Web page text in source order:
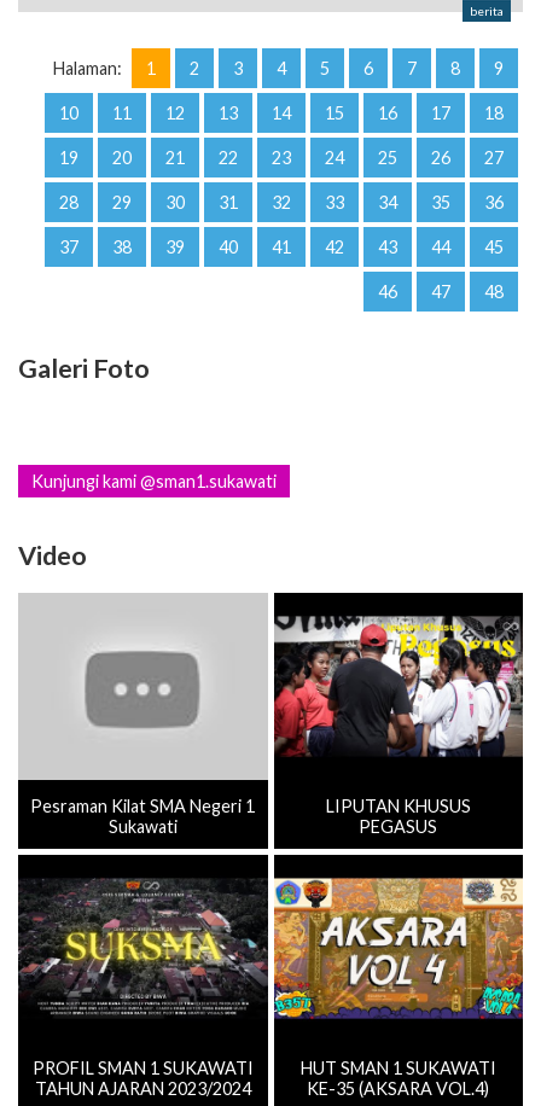
berita
Halaman: 1 2 3 4 5 6 7 8 9
10 11 12 13 14 15 16 17 18
19 20 21 22 23 24 25 26 27
28 29 30 31 32 33 34 35 36
37 38 39 40 41 42 43 44 45
46 47 48
Galeri Foto
Kunjungi kami @sman1.sukawati
Video
Pesraman Kilat SMA Negeri 1
Sukawati
LIPUTAN KHUSUS
PEGASUS
PROFIL SMAN 1 SUKAWATI
TAHUN AJARAN 2023/2024
HUT SMAN 1 SUKAWATI
KE-35 (AKSARA VOL.4)